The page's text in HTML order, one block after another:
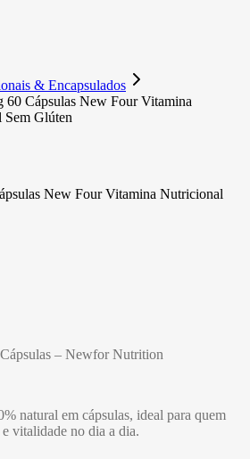
& Encapsulados
60 Cápsulas New Four Vitamina
Glúten
New Four Vitamina Nutricional
– Newfor Nutrition
natural em cápsulas, ideal para quem
vitalidade no dia a dia.